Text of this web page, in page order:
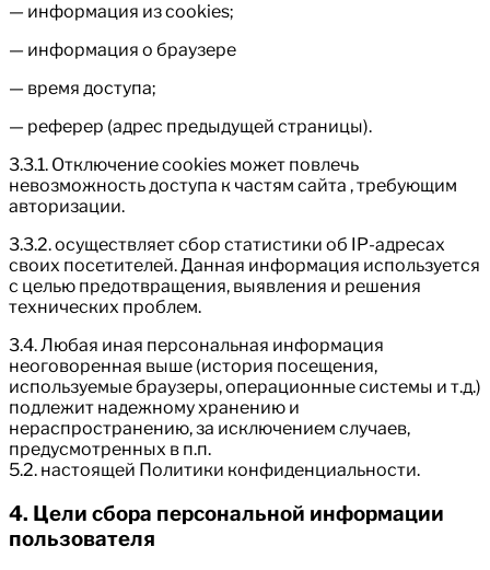
— информация из cookies;
— информация о браузере
— время доступа;
— реферер (адрес предыдущей страницы).
3.3.1. Отключение cookies может повлечь
невозможность доступа к частям сайта , требующим
авторизации.
3.3.2. осуществляет сбор статистики об IP-адресах
своих посетителей. Данная информация используется
с целью предотвращения, выявления и решения
технических проблем.
3.4. Любая иная персональная информация
неоговоренная выше (история посещения,
используемые браузеры, операционные системы и т.д.)
подлежит надежному хранению и
нераспространению, за исключением случаев,
предусмотренных в п.п.
5.2. настоящей Политики конфиденциальности.
4. Цели сбора персональной информации
пользователя